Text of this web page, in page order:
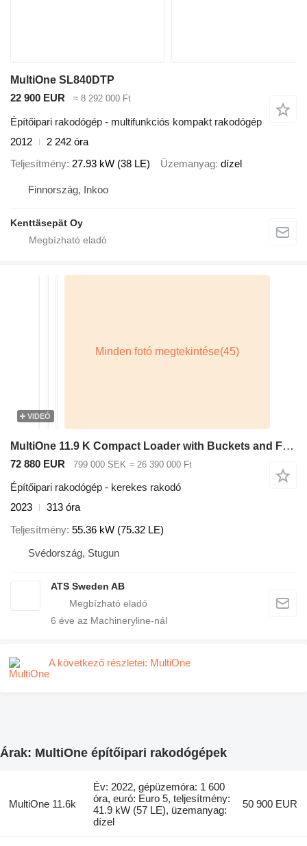
MultiOne SL840DTP
22 900 EUR
≈ 8 292 000 Ft
Építőipari rakodógép - multifunkciós kompakt rakodógép
2012
2 242 óra
Teljesítmény 27.93 kW (38 LE) Üzemanyag dízel
Finnország, Inkoo
Kenttäsepät Oy
VIDEÓ
MultiOne 11.9 K Compact Loader with Buckets and Folding Plo
72 880 EUR 799 000 SEK ≈ 26 390 000 Ft
Építőipari rakodógép - kerekes rakodó
2023
313 óra
Teljesítmény 55.36 kW (75.32 LE)
Svédország, Stugun
ATS Sweden AB
6 éve az Machineryline-nál
A következő részletei: MultiOne
Árak: MultiOne építőipari rakodógépek
MultiOne 11.6k
Év: 2022, gépüzemóra: 1 600
óra, euró: Euro 5, teljesítmény:
41.9 kW (57 LE), üzemanyag:
dízel
50 900 EUR